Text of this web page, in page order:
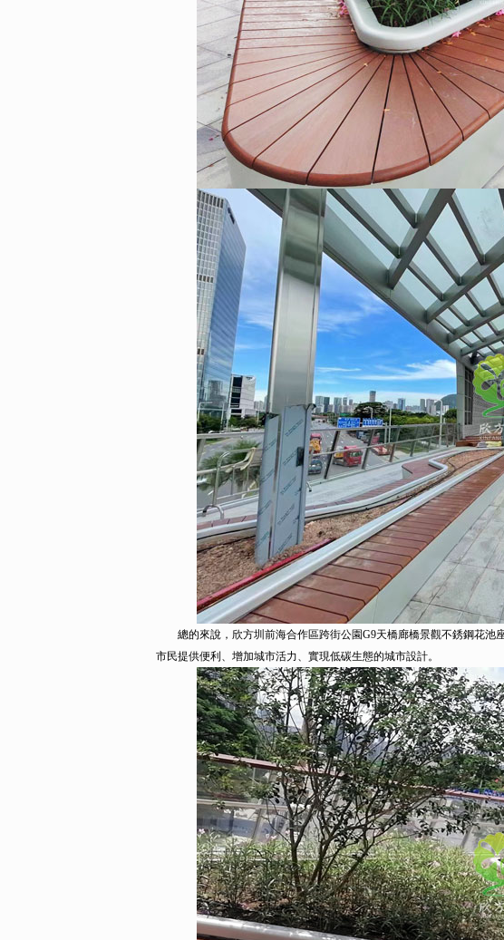
總的來說，欣方圳前海合作區跨街公園G9天橋廊橋景觀不銹鋼花池
市民提供便利、增加城市活力、實現低碳生態的城市設計。